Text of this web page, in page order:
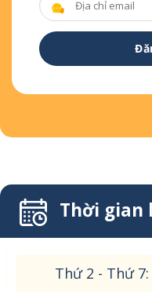
Thời gian
Thứ 2 - Thứ